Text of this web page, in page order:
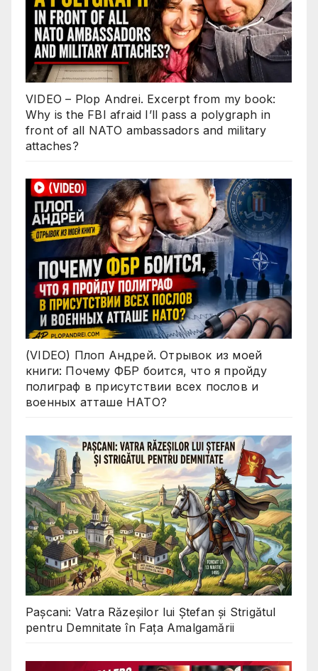
VIDEO – Plop Andrei. Excerpt from my book:
Why is the FBI afraid I’ll pass a polygraph in
front of all NATO ambassadors and military
attaches?
(VIDEO) Плоп Андрей. Отрывок из моей
книги: Почему ФБР боится, что я пройду
полиграф в присутствии всех послов и
военных атташе НАТО?
Pașcani: Vatra Răzeșilor lui Ștefan și Strigătul
pentru Demnitate în Fața Amalgamării